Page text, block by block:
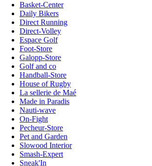
Basket-Center
Daily Bikers
Direct Running
Direct-Volley
Espace Golf
Foot-Store
Galopp-Store
Golf and co
Handball-Store
House of Rugby
La sellerie de Maé
Made in Paradis
Nauti-wave
On-Fight
Pecheur-Store
Pet and Garden
Slowood Interior
Smash-Expert
Sneak'In